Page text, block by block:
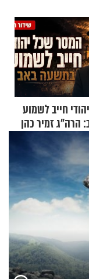
חייב לשמוע
זמיר כהן